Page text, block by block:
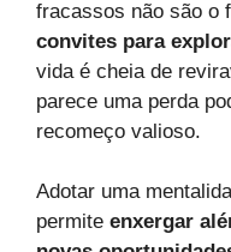
fracassos não são o
convites para
vida é cheia de
parece uma perda
recomeço valioso.
Adotar uma
permite enxergar